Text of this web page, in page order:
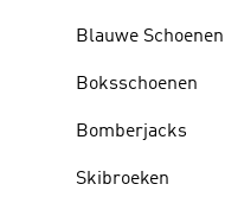
Blauwe Schoenen
Boksschoenen
Bomberjacks
Skibroeken